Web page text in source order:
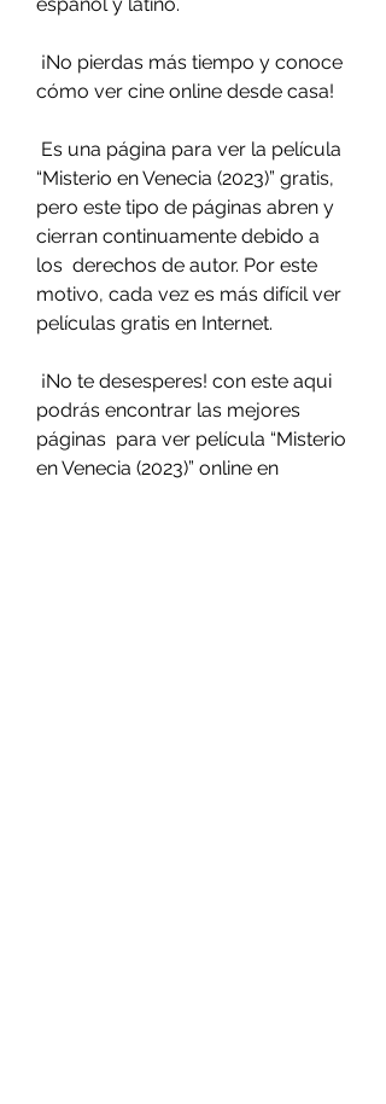
cómo ver cine online desde casa!
“Misterio en Venecia (2023)” gratis,
pero este tipo de páginas abren y
cierran continuamente debido a
los  derechos de autor. Por este
motivo, cada vez es más difícil ver
películas gratis en Internet.
podrás encontrar las mejores
páginas  para ver película “Misterio
en Venecia (2023)” online en